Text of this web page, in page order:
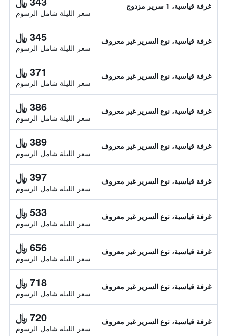
غرفة قياسية، 1 سرير مزدوج
سعر الليلة شامل الرسوم
غرفة قياسية، نوع السرير غير معروف 345 ﷼
سعر الليلة شامل الرسوم
غرفة قياسية، نوع السرير غير معروف 371 ﷼
سعر الليلة شامل الرسوم
غرفة قياسية، نوع السرير غير معروف 386 ﷼
سعر الليلة شامل الرسوم
غرفة قياسية، نوع السرير غير معروف 389 ﷼
سعر الليلة شامل الرسوم
غرفة قياسية، نوع السرير غير معروف 397 ﷼
سعر الليلة شامل الرسوم
غرفة قياسية، نوع السرير غير معروف 533 ﷼
سعر الليلة شامل الرسوم
غرفة قياسية، نوع السرير غير معروف 656 ﷼
سعر الليلة شامل الرسوم
غرفة قياسية، نوع السرير غير معروف 718 ﷼
سعر الليلة شامل الرسوم
غرفة قياسية، نوع السرير غير معروف 720 ﷼
سعر الليلة شامل الرسوم